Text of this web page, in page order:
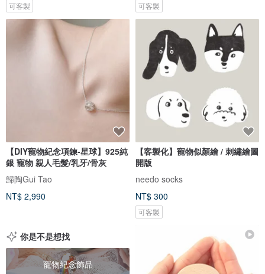
可客製 可客製
【DIY寵物紀念項鍊-星球】925純
銀 寵物 親人毛髮/乳牙/骨灰
歸陶Gui Tao
NT$ 2,990
【客製化】寵物似顏繪 / 刺繡繪圖
開版
needo socks
NT$ 300
可客製
你是不是想找
寵物紀念飾品